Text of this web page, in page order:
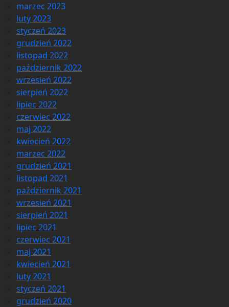
marzec 2023
luty 2023
styczeń 2023
grudzień 2022
listopad 2022
październik 2022
wrzesień 2022
sierpień 2022
lipiec 2022
czerwiec 2022
maj 2022
kwiecień 2022
marzec 2022
grudzień 2021
listopad 2021
październik 2021
wrzesień 2021
sierpień 2021
lipiec 2021
czerwiec 2021
maj 2021
kwiecień 2021
luty 2021
styczeń 2021
grudzień 2020